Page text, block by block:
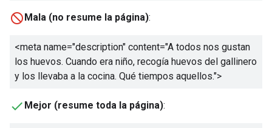
Mala (no resume la página):
<meta name="description" content="A todos nos gustan
los huevos. Cuando era niño, recogía huevos del gallinero
y los llevaba a la cocina. Qué tiempos aquellos.">
Mejor (resume toda la página):